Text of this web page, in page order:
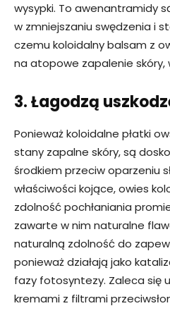
wysypki. To awenantramidy
w zmniejszaniu swędzenia i
czemu koloidalny balsam z
na atopowe zapalenie skóry,
3. Łagodzą
Ponieważ koloidalne płatki
stany zapalne skóry, są
środkiem przeciw oparzeniu
właściwości kojące, owies
zdolność pochłaniania
zawarte w nim naturalne
naturalną zdolność do
ponieważ działają jako
fazy fotosyntezy. Zaleca się
kremami z filtrami